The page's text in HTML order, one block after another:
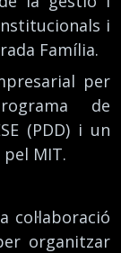
i
Família.
per
de
(PDD) i un
MIT.
col·laboració
organitzar